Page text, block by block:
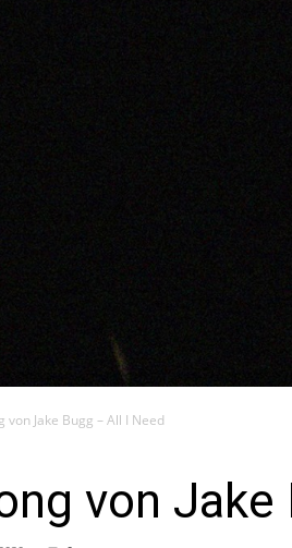
von Jake Bugg – All I Need
von